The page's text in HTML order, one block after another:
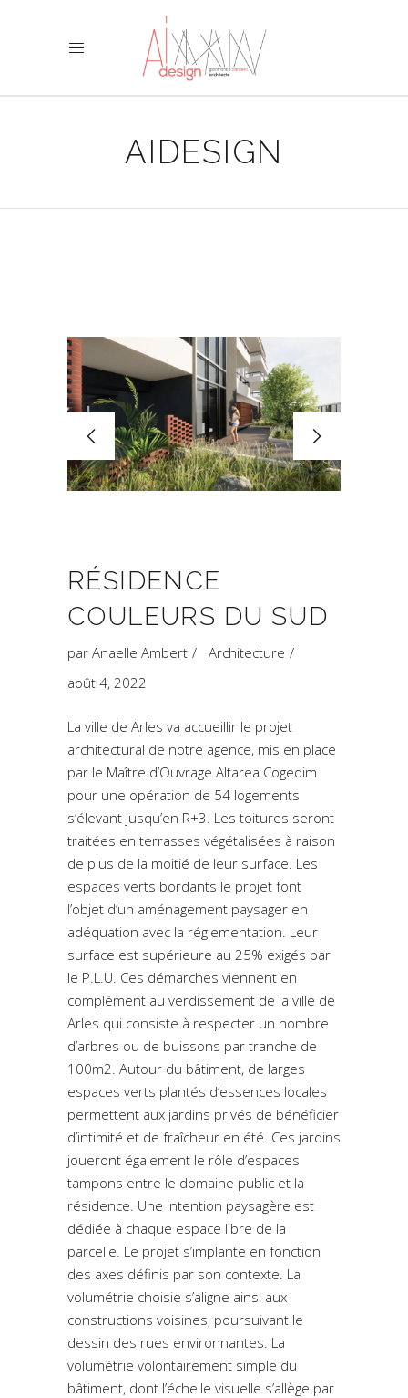
AIDESIGN
RÉSIDENCE
COULEURS DU SUD
par Anaelle Ambert
Architecture
août 4, 2022
La ville de Arles va accueillir le projet
architectural de notre agence, mis en place
par le Maître d’Ouvrage Altarea Cogedim
pour une opération de 54 logements
s’élevant jusqu’en R+3. Les toitures seront
traitées en terrasses végétalisées à raison
de plus de la moitié de leur surface. Les
espaces verts bordants le projet font
l’objet d’un aménagement paysager en
adéquation avec la réglementation. Leur
surface est supérieure au 25% exigés par
le P.L.U. Ces démarches viennent en
complément au verdissement de la ville de
Arles qui consiste à respecter un nombre
d’arbres ou de buissons par tranche de
100m2. Autour du bâtiment, de larges
espaces verts plantés d’essences locales
permettent aux jardins privés de bénéficier
d’intimité et de fraîcheur en été. Ces jardins
joueront également le rôle d’espaces
tampons entre le domaine public et la
résidence. Une intention paysagère est
dédiée à chaque espace libre de la
parcelle. Le projet s’implante en fonction
des axes définis par son contexte. La
volumétrie choisie s’aligne ainsi aux
constructions voisines, poursuivant le
dessin des rues environnantes. La
volumétrie volontairement simple du
bâtiment, dont l’échelle visuelle s’allège par